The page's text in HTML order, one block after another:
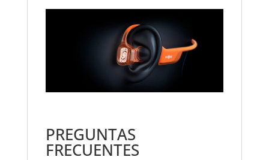
PREGUNTAS
FRECUENTES